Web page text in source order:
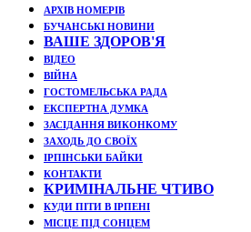
АРХІВ НОМЕРІВ
БУЧАНСЬКІ НОВИНИ
ВАШЕ ЗДОРОВ'Я
ВІДЕО
ВІЙНА
ГОСТОМЕЛЬСЬКА РАДА
ЕКСПЕРТНА ДУМКА
ЗАСІДАННЯ ВИКОНКОМУ
ЗАХОДЬ ДО СВОЇХ
ІРПІНСЬКИ БАЙКИ
КОНТАКТИ
КРИМІНАЛЬНЕ ЧТИВО
КУДИ ПІТИ В ІРПЕНІ
МІСЦЕ ПІД СОНЦЕМ